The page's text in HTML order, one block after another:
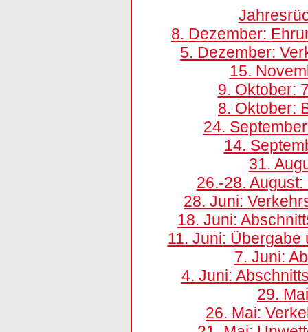
8. Dezember:
5. Dezember:
15.
9. Oktober:
8. Oktober:
24.
14.
31.
26.-28.
28. Juni:
18. Juni:
11. Juni: Übergabe
7. Juni:
4. Juni:
29.
26. Mai: